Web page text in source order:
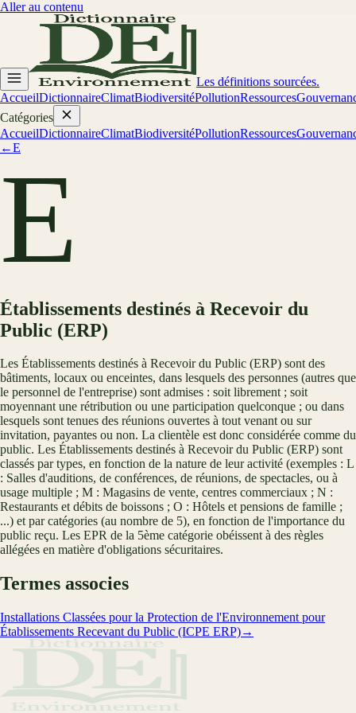
Aller au contenu
Les définitions sourcées.
AccueilDictionnaireClimatBiodiversitéPollutionRessources
Catégories
AccueilDictionnaireClimatBiodiversitéPollutionRessources
←E
E
Établissements destinés à Recevoir du
Public (ERP)
Les Établissements destinés à Recevoir du Public (ERP) sont des
bâtiments, locaux ou enceintes, dans lesquels des personnes (autres que
le personnel de l'entreprise) sont admises : soit librement ; soit
moyennant une rétribution ou une participation quelconque ; ou dans
lesquels sont tenues des réunions ouvertes à tout venant ou sur
invitation, payantes ou non. La clientèle est donc considérée comme du
public. Les Établissements destinés à Recevoir du Public (ERP) sont
classés par types, en fonction de la nature de leur activité (exemples : L
: Salles d'auditions, de conférences, de réunions, de spectacles, ou à
usage multiple ; M : Magasins de vente, centres commerciaux ; N :
Restaurants et débits de boissons ; O : Hôtels et pensions de famille ;
...) et par catégories (au nombre de 5), en fonction de l'importance du
public reçu. Les EPR de la 5ème catégorie obéissent à des règles
allégées en matière d'obligations sécuritaires.
Termes associes
Installations Classées pour la Protection de l'Environnement pour
Établissements Recevant du Public (ICPE ERP)→